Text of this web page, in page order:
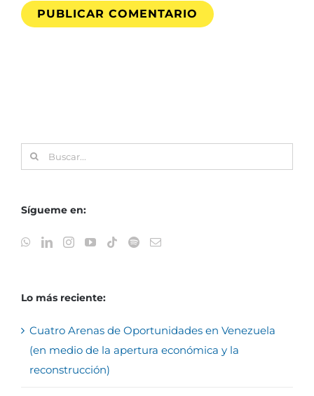
Buscar:
Sígueme en:
Lo más reciente:
Cuatro Arenas de Oportunidades en Venezuela
(en medio de la apertura económica y la
reconstrucción)